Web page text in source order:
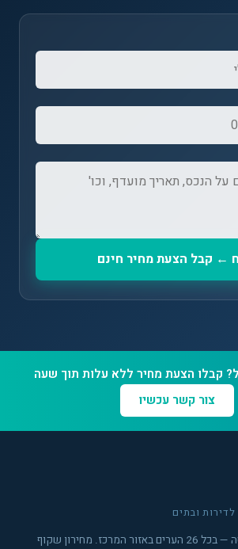
← קבל הצעת מחיר חינם
קבלו הצעת מחיר ללא עלות תוך שעה
צור קשר עכשיו
לדירות ובתים
שירות אמין וצוות מנוסה — בכל 26 הערים באזור המרכז. מחירון שקוף